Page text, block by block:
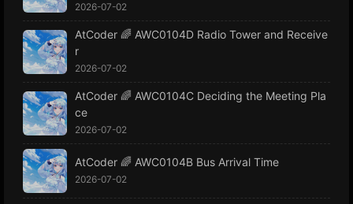
2026-07-02
AtCoder 🌈 AWC0104D Radio Tower and Receive
r
2026-07-02
AtCoder 🌈 AWC0104C Deciding the Meeting Pla
ce
2026-07-02
AtCoder 🌈 AWC0104B Bus Arrival Time
2026-07-02